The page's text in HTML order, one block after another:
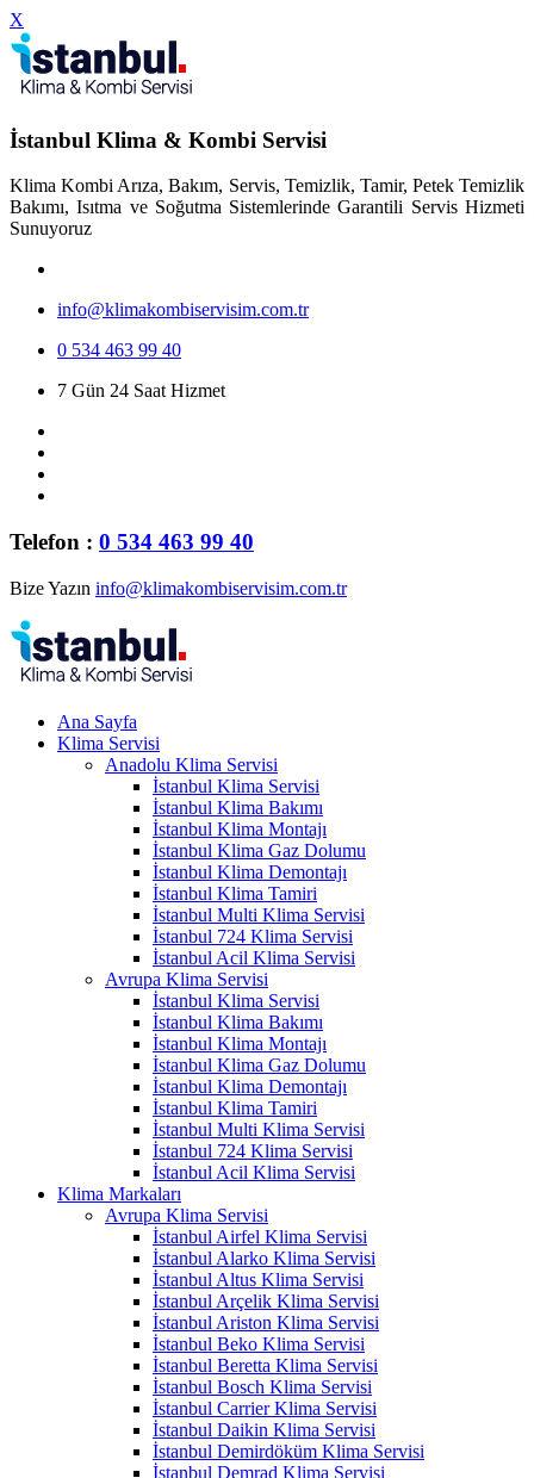
X
İstanbul Klima & Kombi Servisi
Klima Kombi Arıza, Bakım, Servis, Temizlik, Tamir, Petek Temizlik
Bakımı, Isıtma ve Soğutma Sistemlerinde Garantili Servis Hizmeti
Sunuyoruz
info@klimakombiservisim.com.tr
0 534 463 99 40
7 Gün 24 Saat Hizmet
Telefon : 0 534 463 99 40
Bize Yazın info@klimakombiservisim.com.tr
Ana Sayfa
Klima Servisi
Anadolu Klima Servisi
İstanbul Klima Servisi
İstanbul Klima Bakımı
İstanbul Klima Montajı
İstanbul Klima Gaz Dolumu
İstanbul Klima Demontajı
İstanbul Klima Tamiri
İstanbul Multi Klima Servisi
İstanbul 724 Klima Servisi
İstanbul Acil Klima Servisi
Avrupa Klima Servisi
İstanbul Klima Servisi
İstanbul Klima Bakımı
İstanbul Klima Montajı
İstanbul Klima Gaz Dolumu
İstanbul Klima Demontajı
İstanbul Klima Tamiri
İstanbul Multi Klima Servisi
İstanbul 724 Klima Servisi
İstanbul Acil Klima Servisi
Klima Markaları
Avrupa Klima Servisi
İstanbul Airfel Klima Servisi
İstanbul Alarko Klima Servisi
İstanbul Altus Klima Servisi
İstanbul Arçelik Klima Servisi
İstanbul Ariston Klima Servisi
İstanbul Beko Klima Servisi
İstanbul Beretta Klima Servisi
İstanbul Bosch Klima Servisi
İstanbul Carrier Klima Servisi
İstanbul Daikin Klima Servisi
İstanbul Demirdöküm Klima Servisi
İstanbul Demrad Klima Servisi